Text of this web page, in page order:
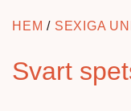
HEM / SEXIGA
Svart